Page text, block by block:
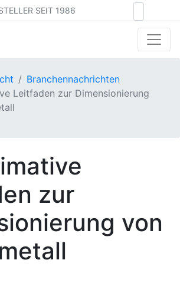
SEIT 1986
Branchennachrichten
Leitfaden zur Dimensionierung
zur
von